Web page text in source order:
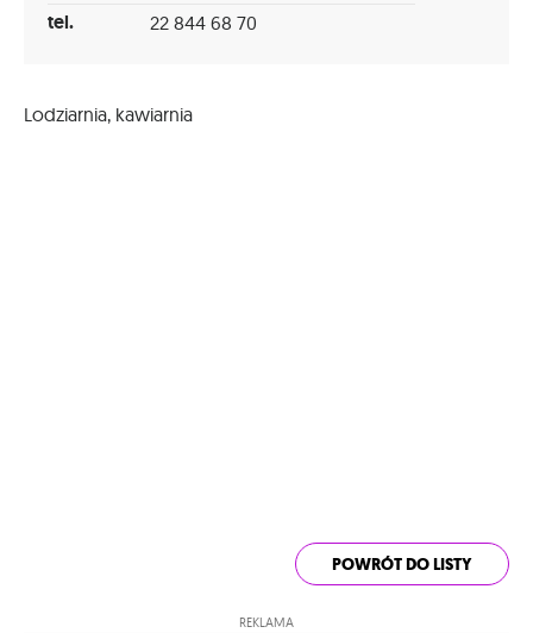
tel. 22 844 68 70
Lodziarnia, kawiarnia
POWRÓT DO LISTY
REKLAMA